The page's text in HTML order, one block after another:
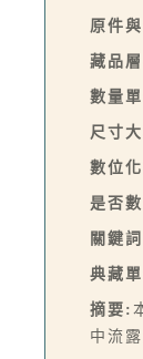
原件
藏品
數量
尺寸
數位
是否
關鍵
典藏
摘要:
中流